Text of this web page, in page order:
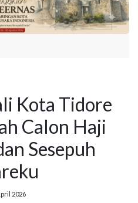
Kota Tidore
Calon Haji
Sesepuh
2026